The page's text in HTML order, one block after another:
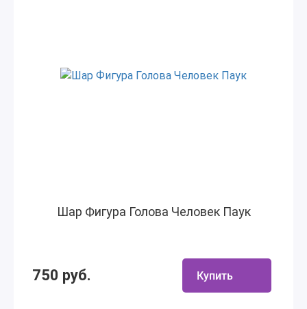
Шар Фигура Голова Человек Паук
750 руб. Купить